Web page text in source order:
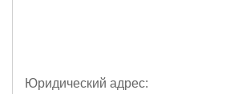
Юридический адрес: